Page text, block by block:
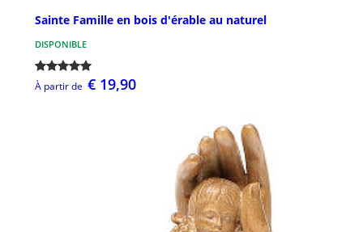
Sainte Famille en bois d'érable au naturel
DISPONIBLE
À partir de € 19,90